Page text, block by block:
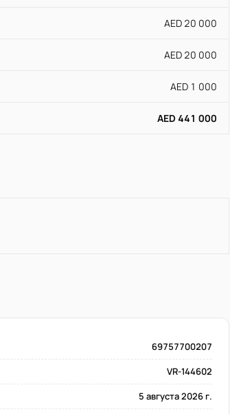
AED 20 000
AED 20 000
AED 1 000
AED 441 000
69757700207
VR-144602
5 августа 2026 г.